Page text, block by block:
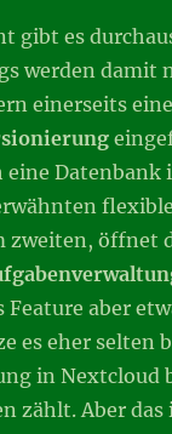
gibt es
werden damit
einerseits
eine Datenbank
zweiten, öffnet
aber
es eher selten
in
zählt. Aber das